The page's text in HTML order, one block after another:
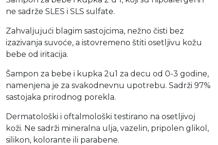
ne sadrže SLES i SLS sulfate.
Zahvaljujući blagim sastojcima, nežno čisti bez
izazivanja suvoće, a istovremeno štiti osetljivu kožu
bebe od iritacija.
Šampon za bebe i kupka 2u1 za decu od 0-3 godine,
namenjena je za svakodnevnu upotrebu. Sadrži 97%
sastojaka prirodnog porekla.
Dermatološki i oftalmološki testirano na osetljivoj
koži. Ne sadrži mineralna ulja, vazelin, pripolen glikol,
silikon, kolorante ili parabene.